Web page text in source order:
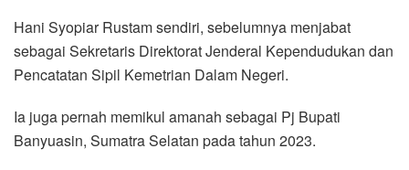
Hani Syopiar Rustam sendiri, sebelumnya menjabat
sebagai Sekretaris Direktorat Jenderal Kependudukan dan
Pencatatan Sipil Kemetrian Dalam Negeri.
Ia juga pernah memikul amanah sebagai Pj Bupati
Banyuasin, Sumatra Selatan pada tahun 2023.